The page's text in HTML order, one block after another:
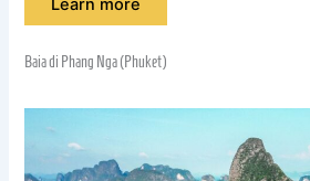
Baia di Phang Nga (Phuket)